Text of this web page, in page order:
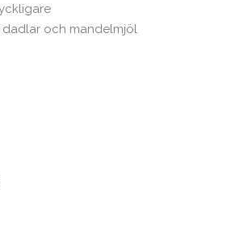
dadlar och mandelmjöl